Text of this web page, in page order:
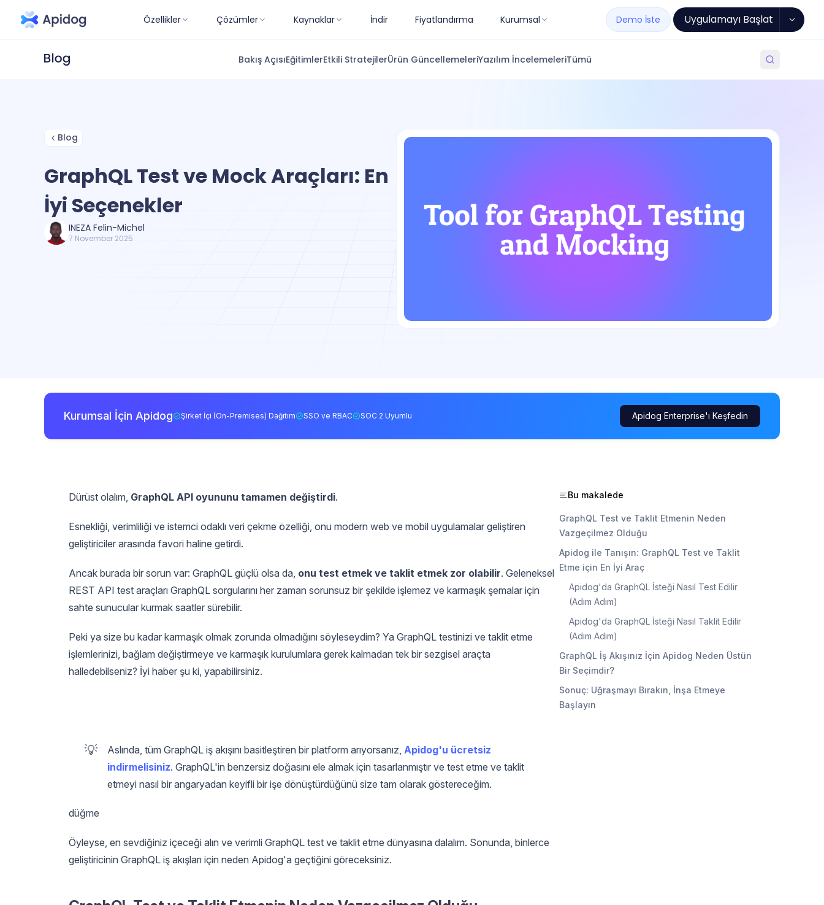
Özellikler Çözümler Kaynaklar İndir Fiyatlandırma Kurumsal Demo İste Uygulamayı Başlat
Bakış AçısıEğitimlerEtkili StratejilerÜrün GüncellemeleriYazılım İncelemeleriTümü
Blog
GraphQL Test ve Mock Araçları: En
İyi Seçenekler
INEZA Felin-Michel
7 November 2025
Kurumsal İçin Apidog Şirket İçi (On-Premises) Dağıtım SSO ve RBAC SOC 2 Uyumlu Apidog Enterprise'ı Keşfedin
Dürüst olalım, GraphQL API oyununu tamamen değiştirdi.
Esnekliği, verimliliği ve istemci odaklı veri çekme özelliği, onu modern web ve mobil uygulamalar geliştiren
geliştiriciler arasında favori haline getirdi.
Ancak burada bir sorun var: GraphQL güçlü olsa da, onu test etmek ve taklit etmek zor olabilir. Geleneksel
REST API test araçları GraphQL sorgularını her zaman sorunsuz bir şekilde işlemez ve karmaşık şemalar için
sahte sunucular kurmak saatler sürebilir.
Peki ya size bu kadar karmaşık olmak zorunda olmadığını söyleseydim? Ya GraphQL testinizi ve taklit etme
işlemlerinizi, bağlam değiştirmeye ve karmaşık kurulumlara gerek kalmadan tek bir sezgisel araçta
halledebilseniz? İyi haber şu ki, yapabilirsiniz.
💡 Aslında, tüm GraphQL iş akışını basitleştiren bir platform arıyorsanız, Apidog'u ücretsiz
indirmelisiniz. GraphQL'in benzersiz doğasını ele almak için tasarlanmıştır ve test etme ve taklit
etmeyi nasıl bir angaryadan keyifli bir işe dönüştürdüğünü size tam olarak göstereceğim.
düğme
Öyleyse, en sevdiğiniz içeceği alın ve verimli GraphQL test ve taklit etme dünyasına dalalım. Sonunda, binlerce
geliştiricinin GraphQL iş akışları için neden Apidog'a geçtiğini göreceksiniz.
Bu makalede
GraphQL Test ve Taklit Etmenin Neden
Vazgeçilmez Olduğu
Apidog ile Tanışın: GraphQL Test ve Taklit
Etme için En İyi Araç
Apidog'da GraphQL İsteği Nasıl Test Edilir
(Adım Adım)
Apidog'da GraphQL İsteği Nasıl Taklit Edilir
(Adım Adım)
GraphQL İş Akışınız İçin Apidog Neden Üstün
Bir Seçimdir?
Sonuç: Uğraşmayı Bırakın, İnşa Etmeye
Başlayın